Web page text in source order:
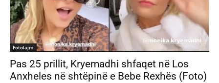
Fotolajm
Pas 25 prillit, Kryemadhi shfaqet në Los
Anxheles në shtëpinë e Bebe Rexhës (Foto)